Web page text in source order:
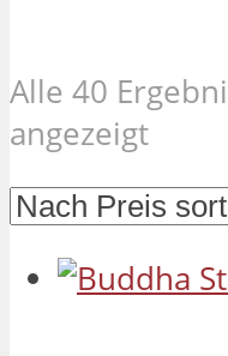
Alle 40
angezeigtNach